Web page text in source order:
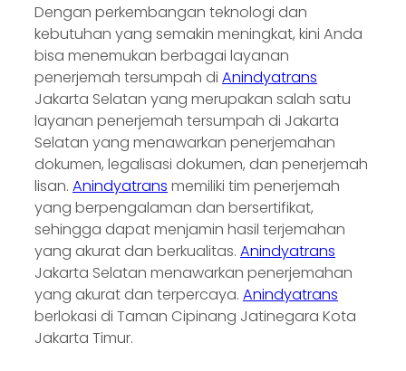
Dengan perkembangan teknologi dan
kebutuhan yang semakin meningkat, kini Anda
bisa menemukan berbagai layanan
penerjemah tersumpah di Anindyatrans
Jakarta Selatan yang merupakan salah satu
layanan penerjemah tersumpah di Jakarta
Selatan yang menawarkan penerjemahan
dokumen, legalisasi dokumen, dan penerjemah
lisan. Anindyatrans memiliki tim penerjemah
yang berpengalaman dan bersertifikat,
sehingga dapat menjamin hasil terjemahan
yang akurat dan berkualitas. Anindyatrans
Jakarta Selatan menawarkan penerjemahan
yang akurat dan terpercaya. Anindyatrans
berlokasi di Taman Cipinang Jatinegara Kota
Jakarta Timur.